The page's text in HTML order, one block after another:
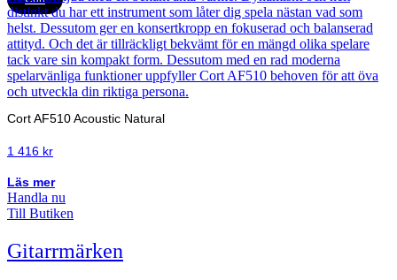
Cort AF510 Acoustic Natural
1 416 kr
Läs mer
Handla nu
Till Butiken
Gitarrmärken